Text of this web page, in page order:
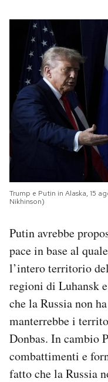
Trump e Putin in Alaska, 15
Nikhinson)
Putin avrebbe
pace in base al
l’intero territorio
regioni di Luhansk
che la Russia non
manterrebbe i
Donbas. In cambio
combattimenti e
fatto che la Russia